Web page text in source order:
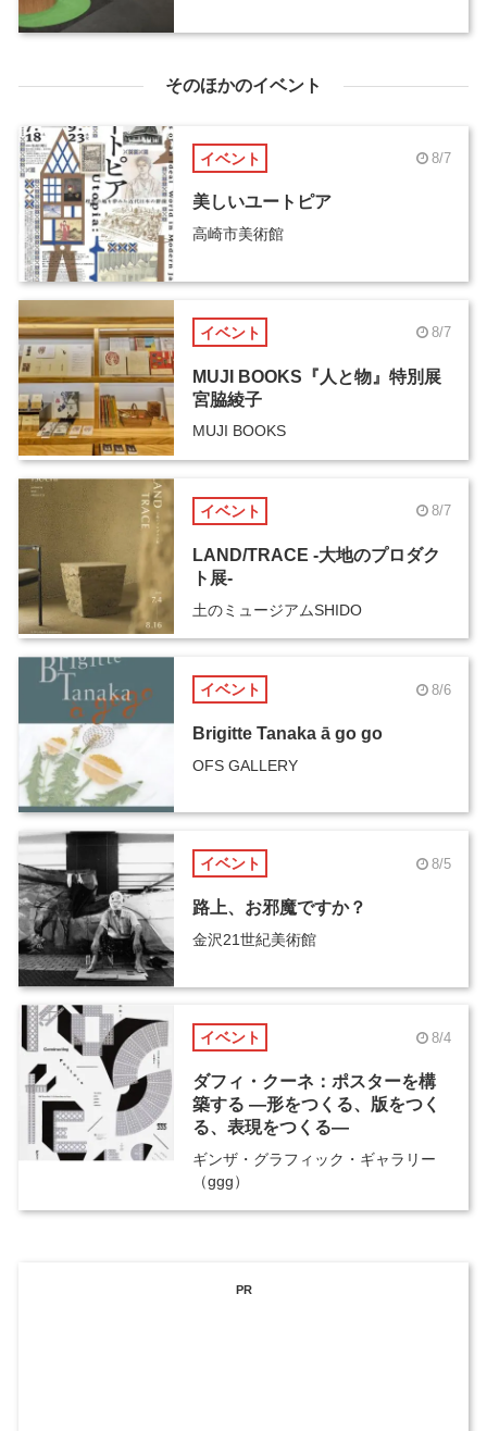
そのほかのイベント
イベント 8/7
美しいユートピア
高崎市美術館
イベント 8/7
MUJI BOOKS『人と物』特別展
宮脇綾子
MUJI BOOKS
イベント 8/7
LAND/TRACE -大地のプロダク
ト展-
土のミュージアムSHIDO
イベント 8/6
Brigitte Tanaka ā go go
OFS GALLERY
イベント 8/5
路上、お邪魔ですか？
金沢21世紀美術館
イベント 8/4
ダフィ・クーネ：ポスターを構
築する ―形をつくる、版をつく
る、表現をつくる―
ギンザ・グラフィック・ギャラリー
（ggg）
PR